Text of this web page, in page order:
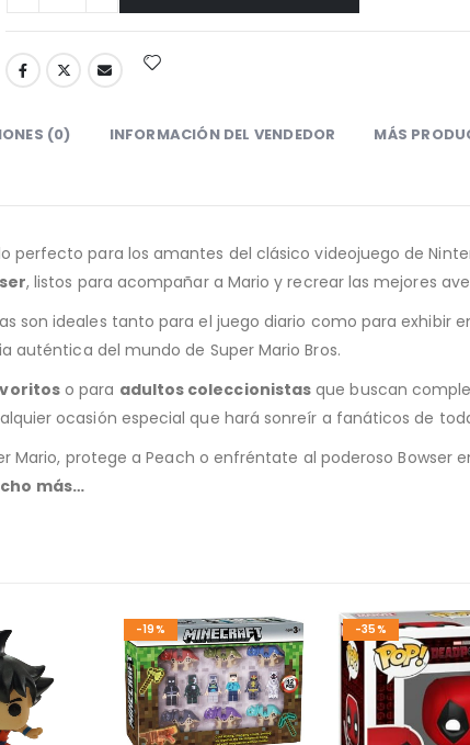
(0) INFORMACIÓN DEL VENDEDOR MÁS
perfecto para los amantes del clásico videojuego de
, listos para acompañar a Mario y recrear las mejores
son ideales tanto para el juego diario como para exhibir
auténtica del mundo de Super Mario Bros.
o para adultos coleccionistas que buscan
ocasión especial que hará sonreír a fanáticos de
Mario, protege a Peach o enfréntate al poderoso Bowser
más…
-19% -35%